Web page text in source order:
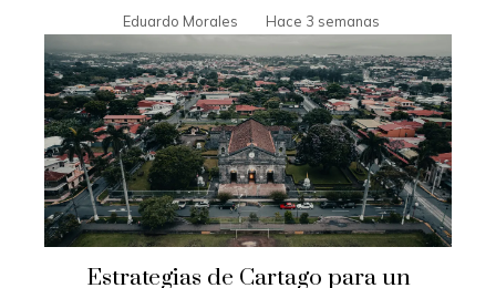
Eduardo Morales Hace 3 semanas
Estrategias de Cartago para un